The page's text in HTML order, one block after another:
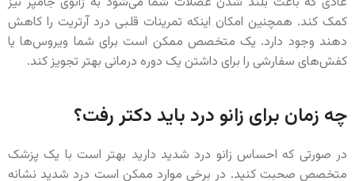
کمک کند. همچنین امکان اینکه تمرینات قلبی درد آرتریت را کاهش
دهند وجود دارد. یک متخصص ممکن است برای شما ویروس‌ها یا
کفش‌های سفارشی را برای داشتن یک دوره درمانی بهتر تجویز کند.
چه زمان برای زانو درد باید دکتر رفت؟
در صورتی که احساس زانو درد شدید دارید بهتر است با یک پزشک
متخصص صحبت کنید. در برخی موارد ممکن است درد شدید نشانه